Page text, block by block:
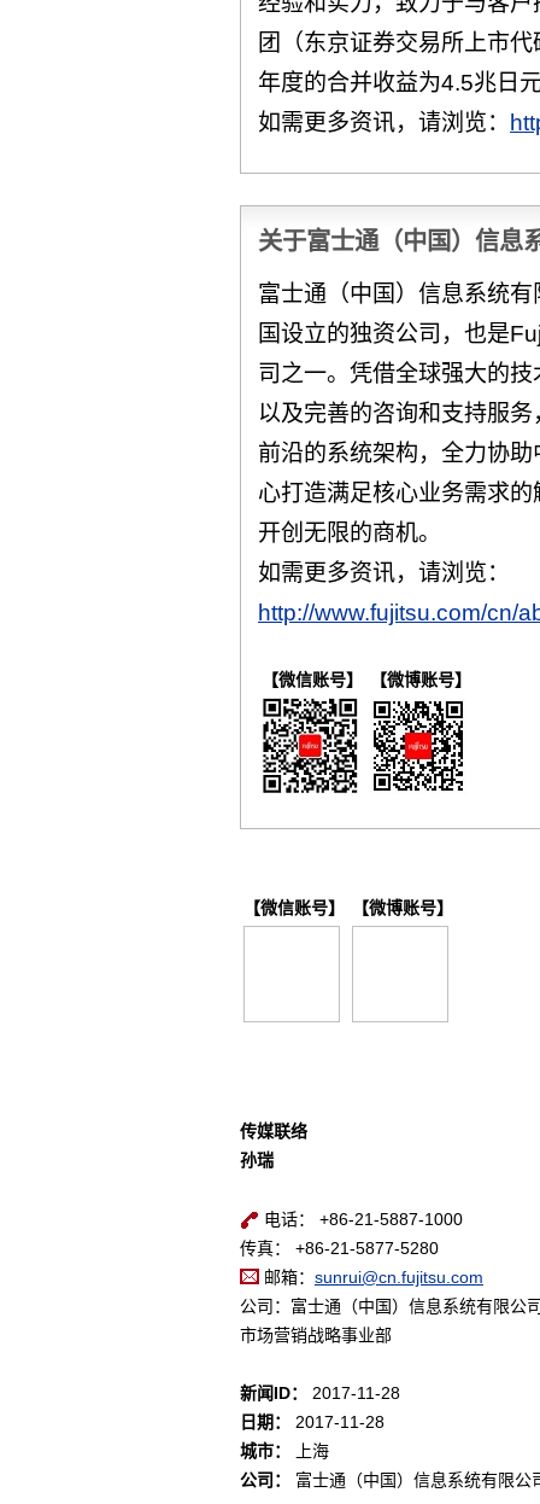
团（东京证券交易所上市
年度的合并收益为4.5兆日
如需更多资讯，请浏览：
关于富士通（中国）信息
富士通（中国）信息系统
国设立的独资公司，也是
司之一。凭借全球强大的
以及完善的咨询和支持服
前沿的系统架构，全力协
心打造满足核心业务需求
开创无限的商机。
如需更多资讯，请浏览：
http://www.fujitsu.com/cn/
【微信账号】 【微博账号】
【微信账号】 【微博账号】
传媒联络
孙瑞
电话： +86-21-5887-1000
传真： +86-21-5877-5280
邮箱： sunrui@cn.fujitsu.com
公司：富士通（中国）信息系统有限公
市场营销战略事业部
新闻ID：
2017-11-28
日期：
2017-11-28
城市：
上海
公司：
富士通（中国）信息系统有限公